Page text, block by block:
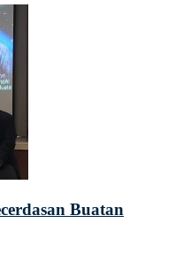
Buatan